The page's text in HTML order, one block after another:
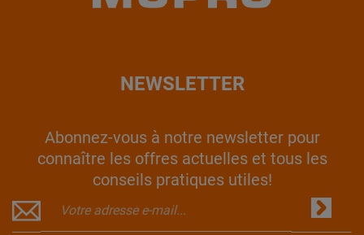
NEWSLETTER
Abonnez-vous à notre newsletter pour
connaître les offres actuelles et tous les
conseils pratiques utiles!